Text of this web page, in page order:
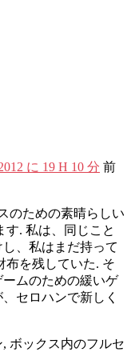
に 19 H 10 分 前
のための素晴らしい
す. 私は、同じこと
、私はまだ持って
布を残していた. そ
ムのための緩いゲ
セロハンで新しく
ボックス内のフルセ